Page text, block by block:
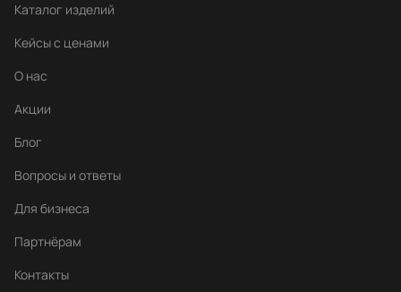
Каталог изделий
Кейсы с ценами
О нас
Акции
Блог
Вопросы и ответы
Для бизнеса
Партнёрам
Контакты